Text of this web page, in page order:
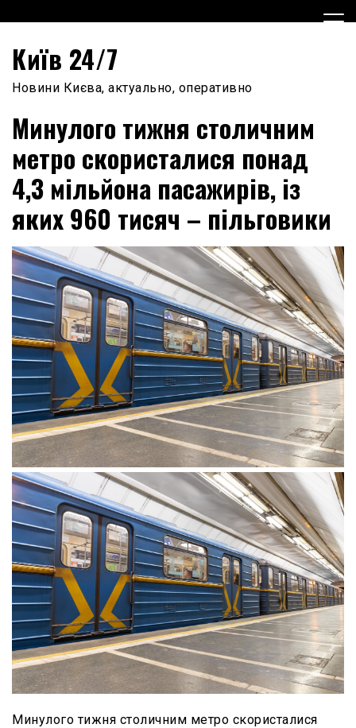
to
Київ 24/7
Новини Києва, актуально, оперативно
Минулого тижня столичним
метро скористалися понад
4,3 мільйона пасажирів, із
яких 960 тисяч – пільговики
Минулого тижня столичним метро скористалися